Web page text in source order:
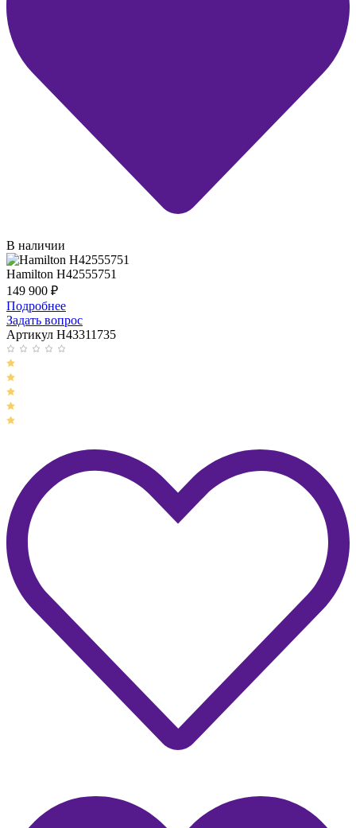
В наличии
Hamilton H42555751
149 900 ₽
Подробнее
Задать вопрос
Артикул H43311735